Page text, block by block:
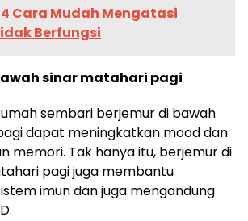
4 Cara Mudah Mengatasi
Berfungsi
sinar matahari pagi
sembari berjemur di bawah
dapat meningkatkan mood dan
memori. Tak hanya itu, berjemur di
pagi juga membantu
imun dan juga mengandung